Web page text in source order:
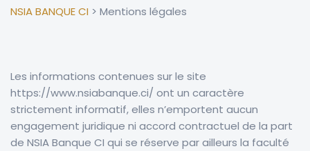
NSIA BANQUE CI > Mentions légales
Les informations contenues sur le site
https://www.nsiabanque.ci/ ont un caractère
strictement informatif, elles n’emportent aucun
engagement juridique ni accord contractuel de la part
de NSIA Banque CI qui se réserve par ailleurs la faculté